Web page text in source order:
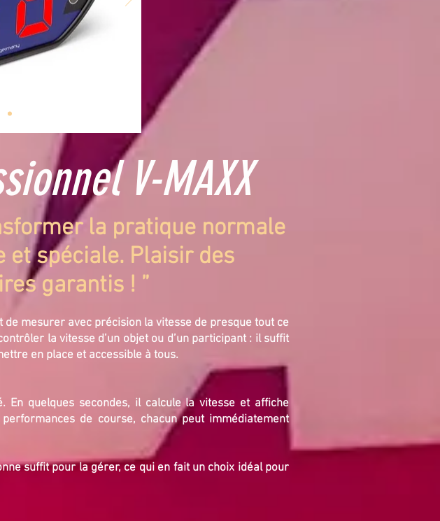
V-MAXX
la pratique normale
spéciale. Plaisir des
garantis ! ”
mesurer avec précision la vitesse de presque tout ce
la vitesse d’un objet ou d’un participant : il suffit
en place et accessible à tous.
En quelques secondes, il calcule la vitesse et affiche
de course, chacun peut immédiatement
suffit pour la gérer, ce qui en fait un choix idéal pour